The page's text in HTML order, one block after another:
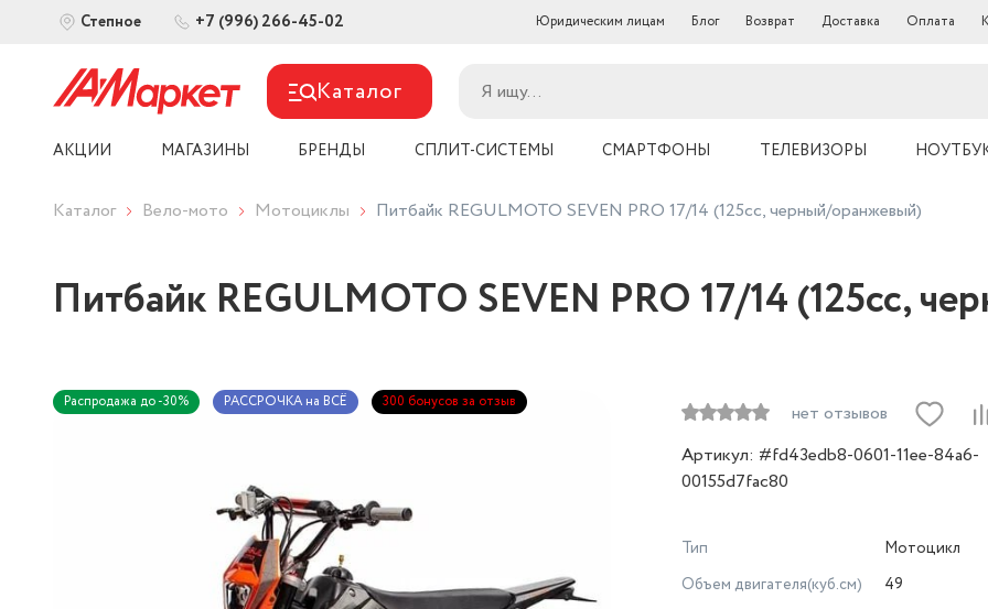
Степное +7 (996) 266-45-02 Юридическим лицам Блог Возврат Доставка Оплата
Каталог
АКЦИИ МАГАЗИНЫ БРЕНДЫ СПЛИТ-СИСТЕМЫ СМАРТФОНЫ ТЕЛЕВИЗОРЫ
Каталог Вело-мото Мотоциклы Питбайк REGULMOTO SEVEN PRO 17/14 (125cc, черный/оранжевый)
Питбайк REGULMOTO SEVEN PRO 17/14 (125cc,
Распродажа до -30% РАССРОЧКА на ВСЁ 300 бонусов за отзыв
нет отзывов
Артикул: #fd43edb8-0601-11ee-84a6-
00155d7fac80
Тип
Мотоцикл
Объем двигателя(куб.см)
49